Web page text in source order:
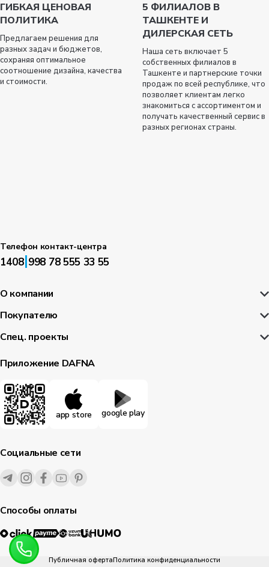
ГИБКАЯ ЦЕНОВАЯ
ПОЛИТИКА
Предлагаем решения для
разных задач и бюджетов,
сохраняя оптимальное
соотношение дизайна, качества
и стоимости.
5 ФИЛИАЛОВ В
ТАШКЕНТЕ И
ДИЛЕРСКАЯ СЕТЬ
Наша сеть включает 5
собственных филиалов в
Ташкенте и партнерские точки
продаж по всей республике, что
позволяет клиентам легко
знакомиться с ассортиментом и
получать качественный сервис в
разных регионах страны.
Телефон контакт-центра
1408|998 78 555 33 55
О компании
Покупателю
Спец. проекты
Приложение DAFNA
app store google play
Социальные сети
Способы оплаты
Публичная офертаПолитика конфиденциальности